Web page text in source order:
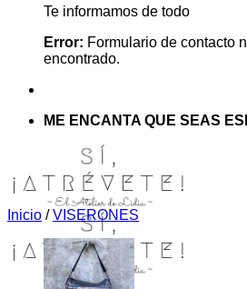
Te informamos de todo
Error: Formulario de contacto
encontrado.
ME ENCANTA QUE SEAS
Inicio / VISERONES